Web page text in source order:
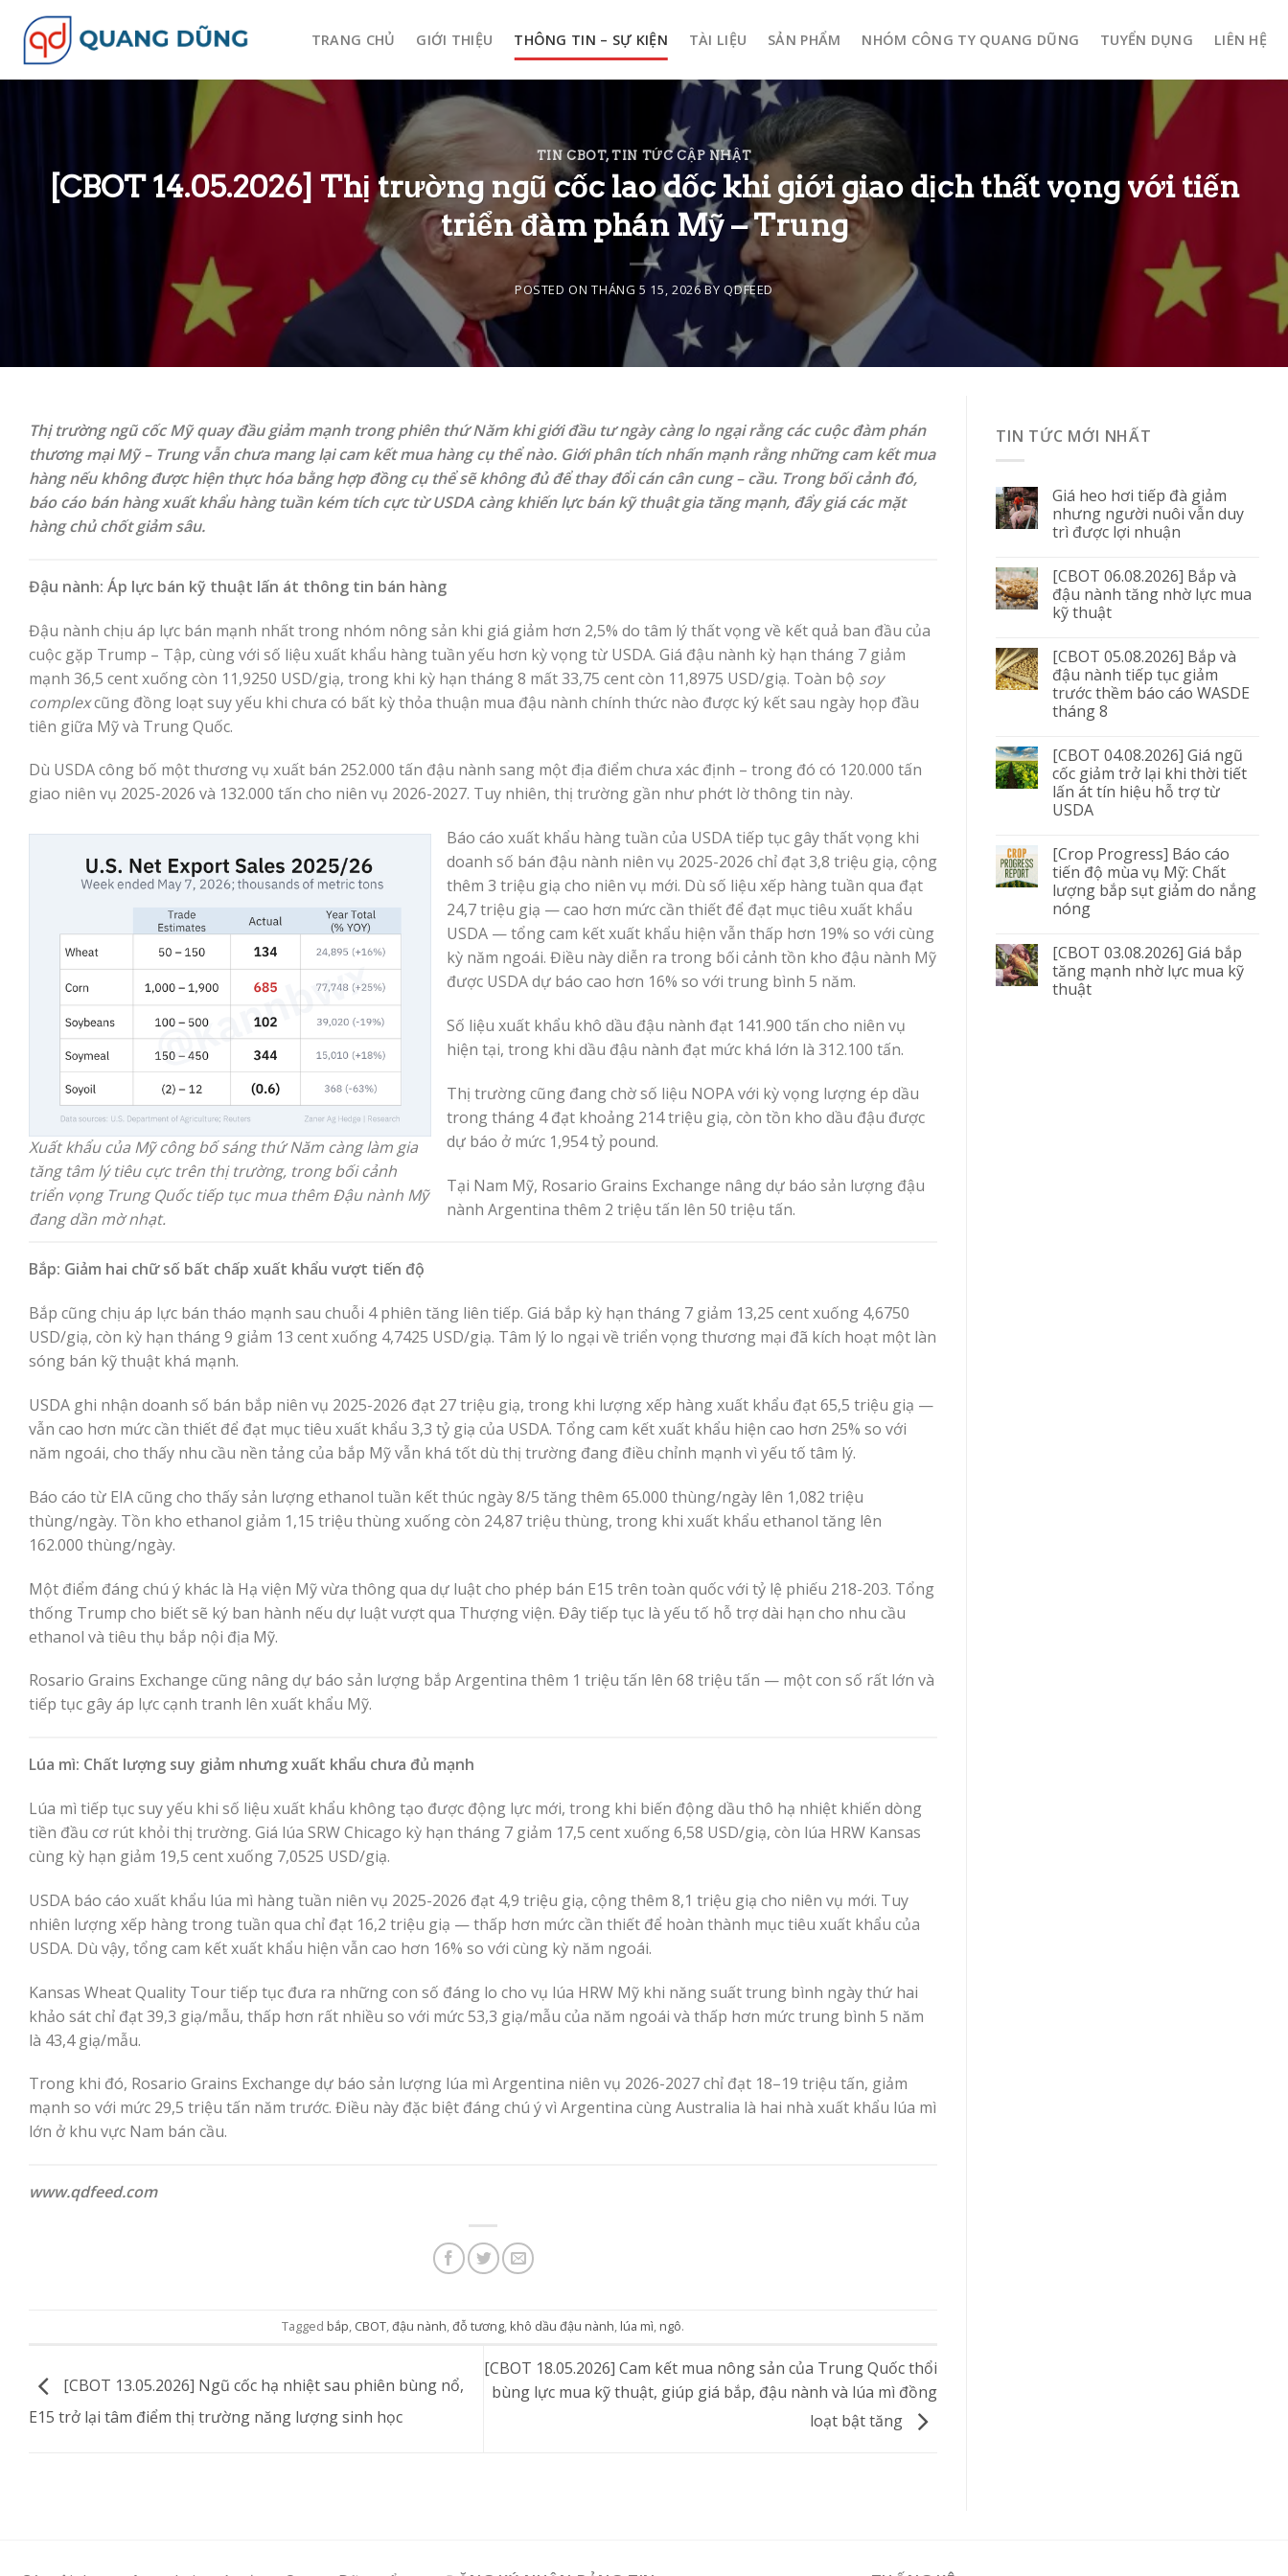
content
TRANG CHỦ GIỚI THIỆU THÔNG TIN – SỰ KIỆN TÀI LIỆU SẢN PHẨM NHÓM CÔNG TY QUANG DŨNG TUYỂN DỤNG LIÊN HỆ
TIN CBOT,TIN TỨC CẬP NHẬT
[CBOT 14.05.2026] Thị trường ngũ cốc lao dốc khi giới giao dịch thất vọng với tiến
triển đàm phán Mỹ – Trung
POSTED ONTHÁNG 5 15, 2026 BY QDFEED
Thị trường ngũ cốc Mỹ quay đầu giảm mạnh trong phiên thứ Năm khi giới đầu tư ngày càng lo ngại rằng các cuộc đàm phán
thương mại Mỹ – Trung vẫn chưa mang lại cam kết mua hàng cụ thể nào. Giới phân tích nhấn mạnh rằng những cam kết mua
hàng nếu không được hiện thực hóa bằng hợp đồng cụ thể sẽ không đủ để thay đổi cán cân cung – cầu. Trong bối cảnh đó,
báo cáo bán hàng xuất khẩu hàng tuần kém tích cực từ USDA càng khiến lực bán kỹ thuật gia tăng mạnh, đẩy giá các mặt
hàng chủ chốt giảm sâu.
Đậu nành: Áp lực bán kỹ thuật lấn át thông tin bán hàng
Đậu nành chịu áp lực bán mạnh nhất trong nhóm nông sản khi giá giảm hơn 2,5% do tâm lý thất vọng về kết quả ban đầu của
cuộc gặp Trump – Tập, cùng với số liệu xuất khẩu hàng tuần yếu hơn kỳ vọng từ USDA. Giá đậu nành kỳ hạn tháng 7 giảm
mạnh 36,5 cent xuống còn 11,9250 USD/giạ, trong khi kỳ hạn tháng 8 mất 33,75 cent còn 11,8975 USD/giạ. Toàn bộ soy
complexcũng đồng loạt suy yếu khi chưa có bất kỳ thỏa thuận mua đậu nành chính thức nào được ký kết sau ngày họp đầu
tiên giữa Mỹ và Trung Quốc.
Dù USDA công bố một thương vụ xuất bán 252.000 tấn đậu nành sang một địa điểm chưa xác định – trong đó có 120.000 tấn
giao niên vụ 2025-2026 và 132.000 tấn cho niên vụ 2026-2027. Tuy nhiên, thị trường gần như phớt lờ thông tin này.
Xuất khẩu của Mỹ công bố sáng thứ Năm càng làm gia
tăng tâm lý tiêu cực trên thị trường, trong bối cảnh
triển vọng Trung Quốc tiếp tục mua thêm Đậu nành Mỹ
đang dần mờ nhạt.
Báo cáo xuất khẩu hàng tuần của USDA tiếp tục gây thất vọng khi
doanh số bán đậu nành niên vụ 2025-2026 chỉ đạt 3,8 triệu giạ, cộng
thêm 3 triệu giạ cho niên vụ mới. Dù số liệu xếp hàng tuần qua đạt
24,7 triệu giạ — cao hơn mức cần thiết để đạt mục tiêu xuất khẩu
USDA — tổng cam kết xuất khẩu hiện vẫn thấp hơn 19% so với cùng
kỳ năm ngoái. Điều này diễn ra trong bối cảnh tồn kho đậu nành Mỹ
được USDA dự báo cao hơn 16% so với trung bình 5 năm.
Số liệu xuất khẩu khô dầu đậu nành đạt 141.900 tấn cho niên vụ
hiện tại, trong khi dầu đậu nành đạt mức khá lớn là 312.100 tấn.
Thị trường cũng đang chờ số liệu NOPA với kỳ vọng lượng ép dầu
trong tháng 4 đạt khoảng 214 triệu giạ, còn tồn kho dầu đậu được
dự báo ở mức 1,954 tỷ pound.
Tại Nam Mỹ, Rosario Grains Exchange nâng dự báo sản lượng đậu
nành Argentina thêm 2 triệu tấn lên 50 triệu tấn.
Bắp: Giảm hai chữ số bất chấp xuất khẩu vượt tiến độ
Bắp cũng chịu áp lực bán tháo mạnh sau chuỗi 4 phiên tăng liên tiếp. Giá bắp kỳ hạn tháng 7 giảm 13,25 cent xuống 4,6750
USD/giạ, còn kỳ hạn tháng 9 giảm 13 cent xuống 4,7425 USD/giạ. Tâm lý lo ngại về triển vọng thương mại đã kích hoạt một làn
sóng bán kỹ thuật khá mạnh.
USDA ghi nhận doanh số bán bắp niên vụ 2025-2026 đạt 27 triệu giạ, trong khi lượng xếp hàng xuất khẩu đạt 65,5 triệu giạ —
vẫn cao hơn mức cần thiết để đạt mục tiêu xuất khẩu 3,3 tỷ giạ của USDA. Tổng cam kết xuất khẩu hiện cao hơn 25% so với
năm ngoái, cho thấy nhu cầu nền tảng của bắp Mỹ vẫn khá tốt dù thị trường đang điều chỉnh mạnh vì yếu tố tâm lý.
Báo cáo từ EIA cũng cho thấy sản lượng ethanol tuần kết thúc ngày 8/5 tăng thêm 65.000 thùng/ngày lên 1,082 triệu
thùng/ngày. Tồn kho ethanol giảm 1,15 triệu thùng xuống còn 24,87 triệu thùng, trong khi xuất khẩu ethanol tăng lên
162.000 thùng/ngày.
Một điểm đáng chú ý khác là Hạ viện Mỹ vừa thông qua dự luật cho phép bán E15 trên toàn quốc với tỷ lệ phiếu 218-203. Tổng
thống Trump cho biết sẽ ký ban hành nếu dự luật vượt qua Thượng viện. Đây tiếp tục là yếu tố hỗ trợ dài hạn cho nhu cầu
ethanol và tiêu thụ bắp nội địa Mỹ.
Rosario Grains Exchange cũng nâng dự báo sản lượng bắp Argentina thêm 1 triệu tấn lên 68 triệu tấn — một con số rất lớn và
tiếp tục gây áp lực cạnh tranh lên xuất khẩu Mỹ.
Lúa mì: Chất lượng suy giảm nhưng xuất khẩu chưa đủ mạnh
Lúa mì tiếp tục suy yếu khi số liệu xuất khẩu không tạo được động lực mới, trong khi biến động dầu thô hạ nhiệt khiến dòng
tiền đầu cơ rút khỏi thị trường. Giá lúa SRW Chicago kỳ hạn tháng 7 giảm 17,5 cent xuống 6,58 USD/giạ, còn lúa HRW Kansas
cùng kỳ hạn giảm 19,5 cent xuống 7,0525 USD/giạ.
USDA báo cáo xuất khẩu lúa mì hàng tuần niên vụ 2025-2026 đạt 4,9 triệu giạ, cộng thêm 8,1 triệu giạ cho niên vụ mới. Tuy
nhiên lượng xếp hàng trong tuần qua chỉ đạt 16,2 triệu giạ — thấp hơn mức cần thiết để hoàn thành mục tiêu xuất khẩu của
USDA. Dù vậy, tổng cam kết xuất khẩu hiện vẫn cao hơn 16% so với cùng kỳ năm ngoái.
Kansas Wheat Quality Tour tiếp tục đưa ra những con số đáng lo cho vụ lúa HRW Mỹ khi năng suất trung bình ngày thứ hai
khảo sát chỉ đạt 39,3 giạ/mẫu, thấp hơn rất nhiều so với mức 53,3 giạ/mẫu của năm ngoái và thấp hơn mức trung bình 5 năm
là 43,4 giạ/mẫu.
Trong khi đó, Rosario Grains Exchange dự báo sản lượng lúa mì Argentina niên vụ 2026-2027 chỉ đạt 18–19 triệu tấn, giảm
mạnh so với mức 29,5 triệu tấn năm trước. Điều này đặc biệt đáng chú ý vì Argentina cùng Australia là hai nhà xuất khẩu lúa mì
lớn ở khu vực Nam bán cầu.
www.qdfeed.com
Tagged bắp, CBOT,đậu nành,đỗ tương, khô dầu đậu nành, lúa mì, ngô.
[CBOT 13.05.2026] Ngũ cốc hạ nhiệt sau phiên bùng nổ,
E15 trở lại tâm điểm thị trường năng lượng sinh học
[CBOT 18.05.2026] Cam kết mua nông sản của Trung Quốc thổi
bùng lực mua kỹ thuật, giúp giá bắp, đậu nành và lúa mì đồng
loạt bật tăng
TIN TỨC MỚI NHẤT
Giá heo hơi tiếp đà giảm
nhưng người nuôi vẫn duy
trì được lợi nhuận
[CBOT 06.08.2026] Bắp và
đậu nành tăng nhờ lực mua
kỹ thuật
[CBOT 05.08.2026] Bắp và
đậu nành tiếp tục giảm
trước thềm báo cáo WASDE
tháng 8
[CBOT 04.08.2026] Giá ngũ
cốc giảm trở lại khi thời tiết
lấn át tín hiệu hỗ trợ từ
USDA
[Crop Progress] Báo cáo
tiến độ mùa vụ Mỹ: Chất
lượng bắp sụt giảm do nắng
nóng
[CBOT 03.08.2026] Giá bắp
tăng mạnh nhờ lực mua kỹ
thuật